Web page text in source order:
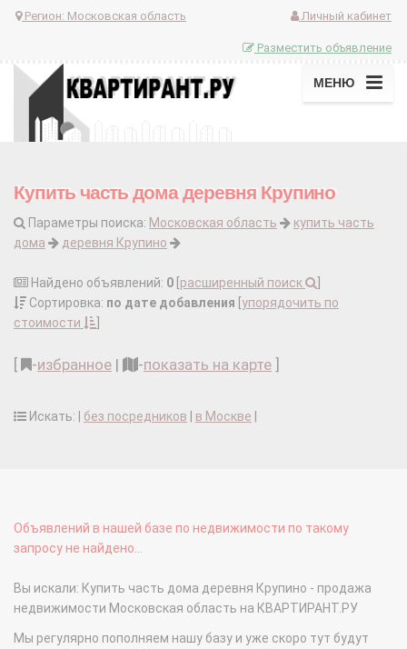
Регион: Московская область Личный кабинет
Разместить объявление
МЕНЮ
Купить часть дома деревня Крупино
Параметры поиска: Московская область
купить часть
дома
деревня Крупино
Найдено объявлений: 0 расширенный поиск
Сортировка: по дате добавления упорядочить по
стоимости
-избранное | -показать на карте
Искать: | без посредников в Москве
Объявлений в нашей базе по недвижимости по такому
запросу не найдено...
Вы искали: Купить часть дома деревня Крупино - продажа
недвижимости Московская область на КВАРТИРАНТ.РУ
Мы регулярно пополняем нашу базу и уже скоро тут будут